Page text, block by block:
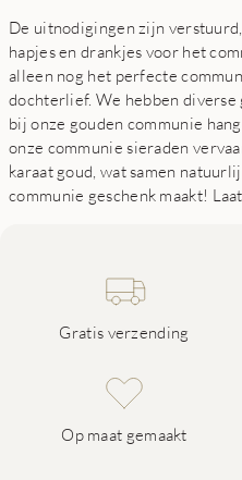
De uitnodigingen zijn
hapjes en drankjes voor het
alleen nog het perfecte
dochterlief. We hebben diverse
bij onze gouden communie
onze communie sieraden
karaat goud, wat samen
communie geschenk maakt!
Gratis verzending
Op maat gemaakt